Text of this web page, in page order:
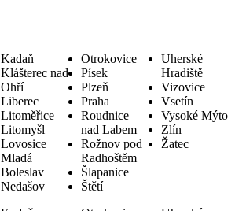
Kadaň
Klášterec nad
Ohří
Liberec
Litoměřice
Litomyšl
Lovosice
Mladá
Boleslav
Nedašov
Otrokovice
Písek
Plzeň
Praha
Roudnice
nad Labem
Rožnov pod
Radhoštěm
Šlapanice
Štětí
Uherské
Hradiště
Vizovice
Vsetín
Vysoké Mýto
Zlín
Žatec